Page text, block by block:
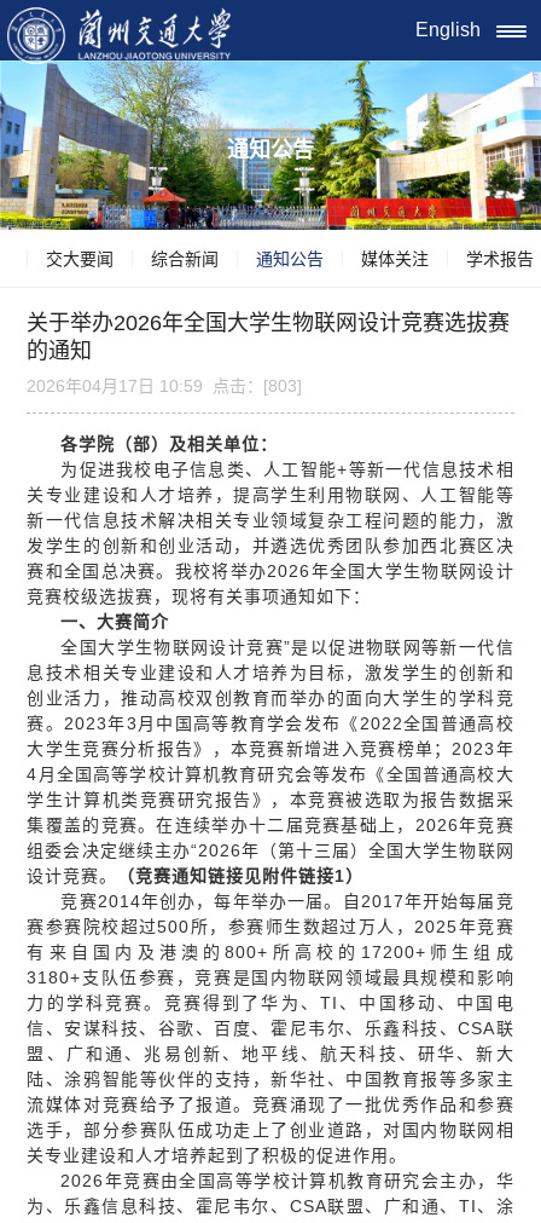
English
通知公告
交大要闻 综合新闻 通知公告 媒体关注 学术报告
关于举办2026年全国大学生物联网设计竞赛选拔赛
的通知
2026年04月17日 10:59 点击：[803]
各学院（部）及相关单位：
为促进我校电子信息类、人工智能+等新一代信息技术相
关专业建设和人才培养，提高学生利用物联网、人工智能等
新一代信息技术解决相关专业领域复杂工程问题的能力，激
发学生的创新和创业活动，并遴选优秀团队参加西北赛区决
赛和全国总决赛。我校将举办2026年全国大学生物联网设计
竞赛校级选拔赛，现将有关事项通知如下：
一、大赛简介
全国大学生物联网设计竞赛”是以促进物联网等新一代信
息技术相关专业建设和人才培养为目标，激发学生的创新和
创业活力，推动高校双创教育而举办的面向大学生的学科竞
赛。2023年3月中国高等教育学会发布《2022全国普通高校
大学生竞赛分析报告》，本竞赛新增进入竞赛榜单；2023年
4月全国高等学校计算机教育研究会等发布《全国普通高校大
学生计算机类竞赛研究报告》，本竞赛被选取为报告数据采
集覆盖的竞赛。在连续举办十二届竞赛基础上，2026年竞赛
组委会决定继续主办“2026年（第十三届）全国大学生物联网
设计竞赛。
（竞赛通知链接见附件链接1）
竞赛2014年创办，每年举办一届。自2017年开始每届竞
赛参赛院校超过500所，参赛师生数超过万人，2025年竞赛
有来自国内及港澳的800+所高校的17200+师生组成
3180+支队伍参赛，竞赛是国内物联网领域最具规模和影响
力的学科竞赛。竞赛得到了华为、TI、中国移动、中国电
信、安谋科技、谷歌、百度、霍尼韦尔、乐鑫科技、CSA联
盟、广和通、兆易创新、地平线、航天科技、研华、新大
陆、涂鸦智能等伙伴的支持，新华社、中国教育报等多家主
流媒体对竞赛给予了报道。竞赛涌现了一批优秀作品和参赛
选手，部分参赛队伍成功走上了创业道路，对国内物联网相
关专业建设和人才培养起到了积极的促进作用。
2026年竞赛由全国高等学校计算机教育研究会主办，华
为、乐鑫信息科技、霍尼韦尔、CSA联盟、广和通、TI、涂